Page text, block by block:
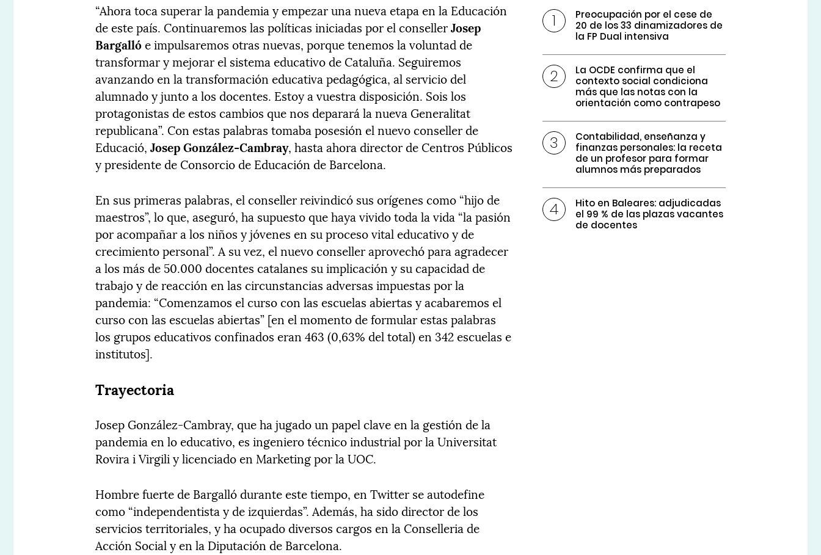
“Ahora toca superar la pandemia y empezar una nueva etapa en la Educación
de este país. Continuaremos las políticas iniciadas por el consellerJosep
Bargallóe impulsaremos otras nuevas, porque tenemos la voluntad de
transformar y mejorar el sistema educativo de Cataluña. Seguiremos
avanzando en la transformación educativa pedagógica, al servicio del
alumnado y junto a los docentes. Estoy a vuestra disposición. Sois los
protagonistas de estos cambios que nos deparará la nueva Generalitat
republicana”. Con estas palabras tomaba posesión el nuevo conseller de
Educació,Josep González-Cambray, hasta ahora director de Centros Públicos
y presidente de Consorcio de Educación de Barcelona.
En sus primeras palabras, el conseller reivindicó sus orígenes como “hijo de
maestros”, lo que, aseguró, ha supuesto que haya vivido toda la vida “la pasión
por acompañar a los niños y jóvenes en su proceso vital educativo y de
crecimiento personal”. A su vez, el nuevo conseller aprovechó para agradecer
a los más de 50.000 docentes catalanes su implicación y su capacidad de
trabajo y de reacción en las circunstancias adversas impuestas por la
pandemia: “Comenzamos el curso con las escuelas abiertas y acabaremos el
curso con las escuelas abiertas” [en el momento de formular estas palabras
los grupos educativos confinados eran 463 (0,63% del total) en 342 escuelas e
institutos].
Trayectoria
Josep González-Cambray, que ha jugado un papel clave en la gestión de la
pandemia en lo educativo, es ingeniero técnico industrial por la Universitat
Rovira i Virgili y licenciado en Marketing por la UOC.
Hombre fuerte de Bargalló durante este tiempo, en Twitter se autodefine
como “independentista y de izquierdas”. Además, ha sido director de los
servicios territoriales, y ha ocupado diversos cargos en la Conselleria de
Acción Social y en la Diputación de Barcelona.
Preocupación por el cese de
20 de los 33 dinamizadores de
la FP Dual intensiva
La OCDE confirma que el
contexto social condiciona
más que las notas con la
orientación como contrapeso
Contabilidad, enseñanza y
finanzas personales: la receta
de un profesor para formar
alumnos más preparados
Hito en Baleares: adjudicadas
el 99 % de las plazas vacantes
de docentes